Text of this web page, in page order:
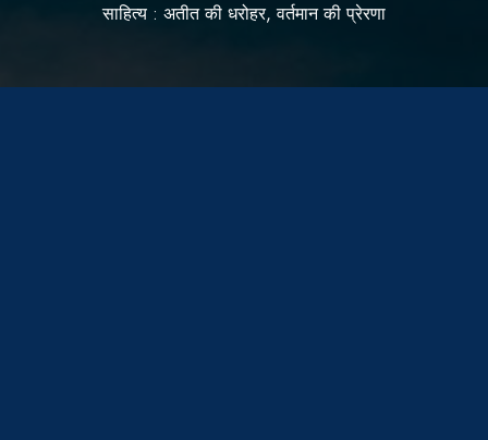
साहित्य : अतीत की धरोहर, वर्तमान की प्रेरणा